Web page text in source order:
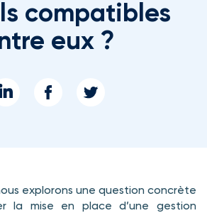
compatibles
eux ?
explorons une question concrète
la mise en place d’une gestion